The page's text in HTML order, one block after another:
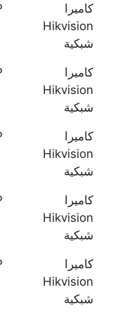
كاميرا
Hikvision
شبكية
كاميرا
Hikvision
شبكية
كاميرا
Hikvision
شبكية
كاميرا
Hikvision
شبكية
كاميرا
Hikvision
شبكية